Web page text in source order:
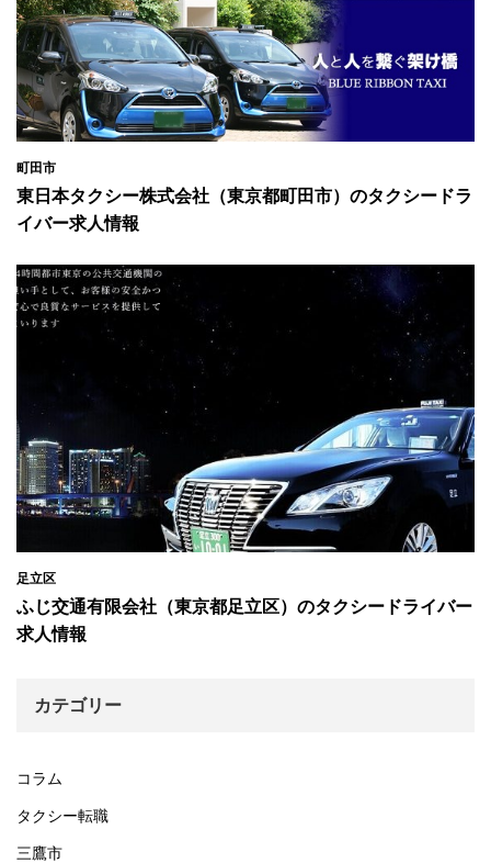
町田市
東日本タクシー株式会社（東京都町田市）のタクシードラ
イバー求人情報
足立区
ふじ交通有限会社（東京都足立区）のタクシードライバー
求人情報
カテゴリー
コラム
タクシー転職
三鷹市